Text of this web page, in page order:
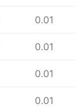
0.01
0.01
0.01
0.01